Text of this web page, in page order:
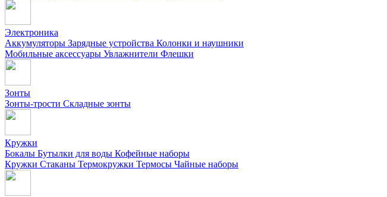
Электроника
Аккумуляторы Зарядные устройства Колонки и наушники
Мобильные аксессуары Увлажнители Флешки
Зонты
Зонты-трости Складные зонты
Кружки
Бокалы Бутылки для воды Кофейные наборы
Кружки Стаканы Термокружки Термосы Чайные наборы